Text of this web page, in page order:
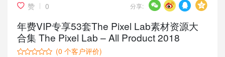
赞 0 分享:
年费VIP专享53套The Pixel Lab素材资源大
合集 The Pixel Lab – All Product 2018
(0 个客户评价)